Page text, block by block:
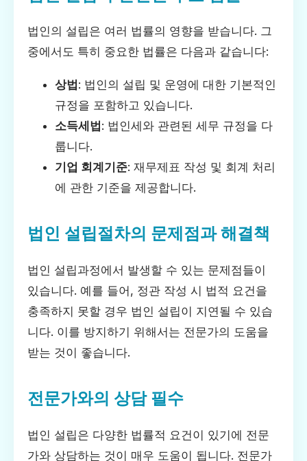
법인의 설립은 여러 법률의 영향을 받습니다. 그
중에서도 특히 중요한 법률은 다음과 같습니다:
상법 : 법인의 설립 및 운영에 대한 기본적인
규정을 포함하고 있습니다.
소득세법 : 법인세와 관련된 세무 규정을 다
룹니다.
기업 회계기준: 재무제표 작성 및 회계 처리
에 관한 기준을 제공합니다.
법인 설립절차의 문제점과 해결책
법인 설립과정에서 발생할 수 있는 문제점들이
있습니다. 예를 들어, 정관 작성 시 법적 요건을
충족하지 못할 경우 법인 설립이 지연될 수 있습
니다. 이를 방지하기 위해서는 전문가의 도움을
받는 것이 좋습니다.
전문가와의 상담 필수
법인 설립은 다양한 법률적 요건이 있기에 전문
가와 상담하는 것이 매우 도움이 됩니다. 전문가